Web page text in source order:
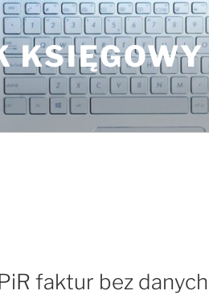
KSIĘGOWY
faktur bez danych